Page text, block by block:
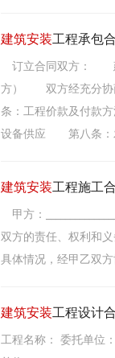
建筑安装工程承包
订立合同双方： 建
方） 双方经充分
条：工程价款及付
设备供应 第八条：
建筑安装工程施工
甲方：
双方的责任、权利和
具体情况，经甲乙双
建筑安装工程设计
工程名称： 委托单位